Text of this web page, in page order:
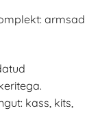
armsad
kass, kits,